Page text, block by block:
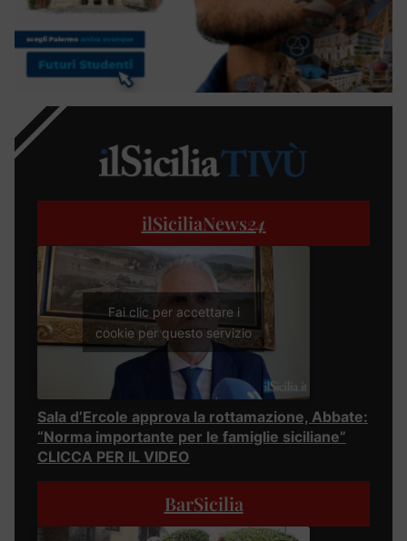
ilSiciliaNews24
Fai clic per accettare i
cookie per questo servizio
Sala d’Ercole approva la rottamazione, Abbate:
“Norma importante per le famiglie siciliane”
CLICCA PER IL VIDEO
BarSicilia